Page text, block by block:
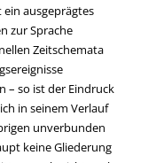
ausgeprägtes
zur Sprache
Zeitschemata
– so ist der Eindruck
in seinem Verlauf
unverbunden
keine Gliederung